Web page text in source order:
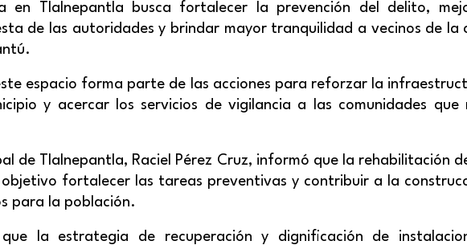
en Tlalnepantla busca fortalecer la prevención del delito,
de las autoridades y brindar mayor tranquilidad a vecinos de la
espacio forma parte de las acciones para reforzar la
y acercar los servicios de vigilancia a las comunidades que
de Tlalnepantla, Raciel Pérez Cruz, informó que la rehabilitación
fortalecer las tareas preventivas y contribuir a la
para la población.
la estrategia de recuperación y dignificación de